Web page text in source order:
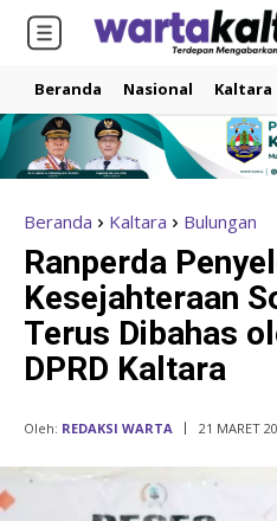
Beranda Nasional Kaltara
Beranda Kaltara Bulungan
Ranperda
Kesejahteraan
Terus Dibahas
DPRD Kaltara
Oleh: REDAKSI WARTA 21 MARET